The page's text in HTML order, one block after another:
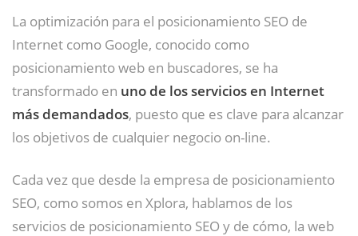
La optimización para el posicionamiento SEO de
Internet como Google, conocido como
posicionamiento web en buscadores, se ha
transformado en uno de los servicios en Internet
más demandados, puesto que es clave para alcanzar
los objetivos de cualquier negocio on-line.
Cada vez que desde la empresa de posicionamiento
SEO, como somos en Xplora, hablamos de los
servicios de posicionamiento SEO y de cómo, la web